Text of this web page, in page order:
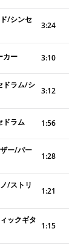
/シンセ
3:24
カー 3:10
ドラム/シ
3:12
ドラム 1:56
ー/パー
1:28
/ストリ
1:21
ックギタ
1:15